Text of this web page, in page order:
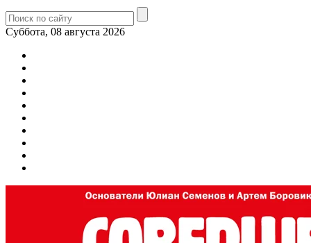
Суббота, 08 августа 2026